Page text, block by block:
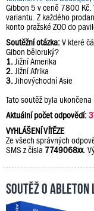
Gibbon 5 v ceně 7800 Kč.
variantu. Z každého
konto pražské ZOO do
Soutěžní otázka:V které
Gibon běloruký?
1. Jižní Amerika
2. Jižní Afrika
3. Jihovýchodní Asie
Tato soutěž byla ukončena
Aktuální počet odpovědí:
VYHLÁŠENÍ VÍTĚZE
Ze všech správných
SMS z čísla 7749068xx.
Soutěž o Ableton